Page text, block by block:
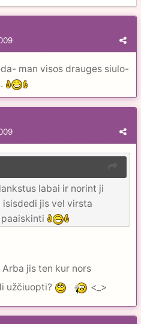
man visos drauges siulo-
labai ir norint ji
jis vel virsta
jis ten kur nors
užčiuopti?
<_>